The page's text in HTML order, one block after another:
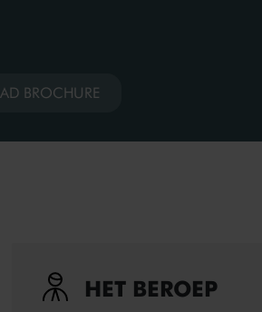
BROCHURE
HET BEROEP